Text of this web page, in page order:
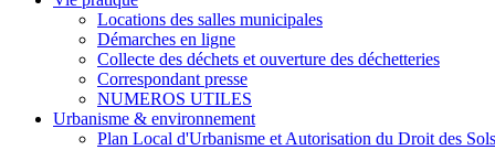
Locations des salles municipales
Démarches en ligne
Collecte des déchets et ouverture des déchetteries
Correspondant presse
NUMEROS UTILES
Urbanisme & environnement
Plan Local d'Urbanisme et Autorisation du Droit des Sols